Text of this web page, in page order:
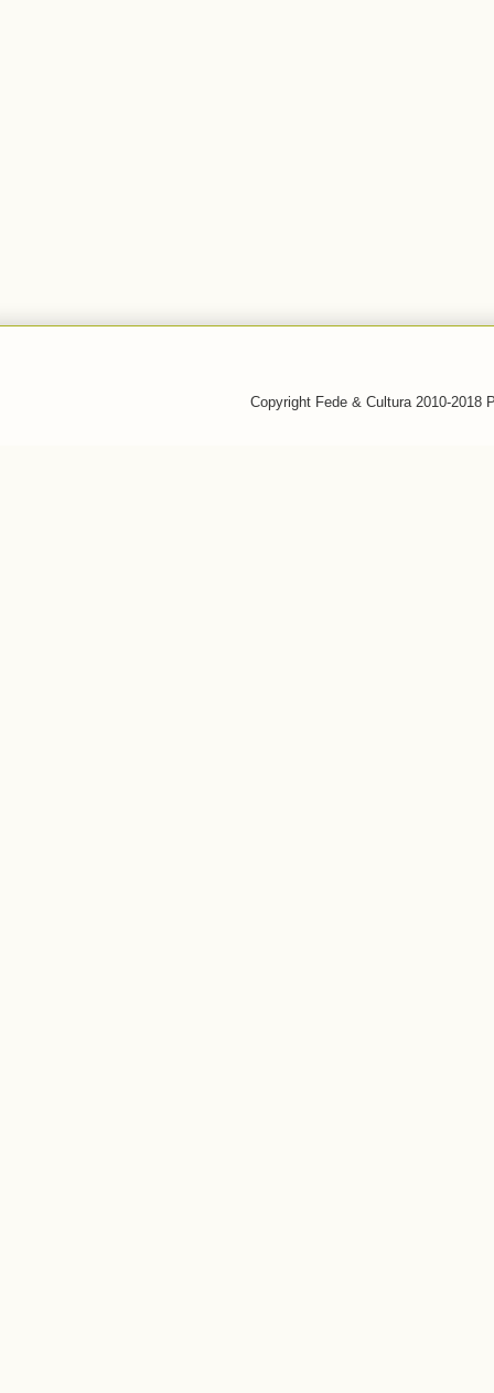
Copyright Fede & Cultura 2010-2018